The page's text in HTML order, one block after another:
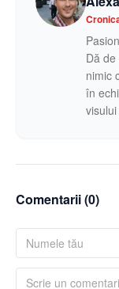
Dă
nimic
în
Comentarii (0)